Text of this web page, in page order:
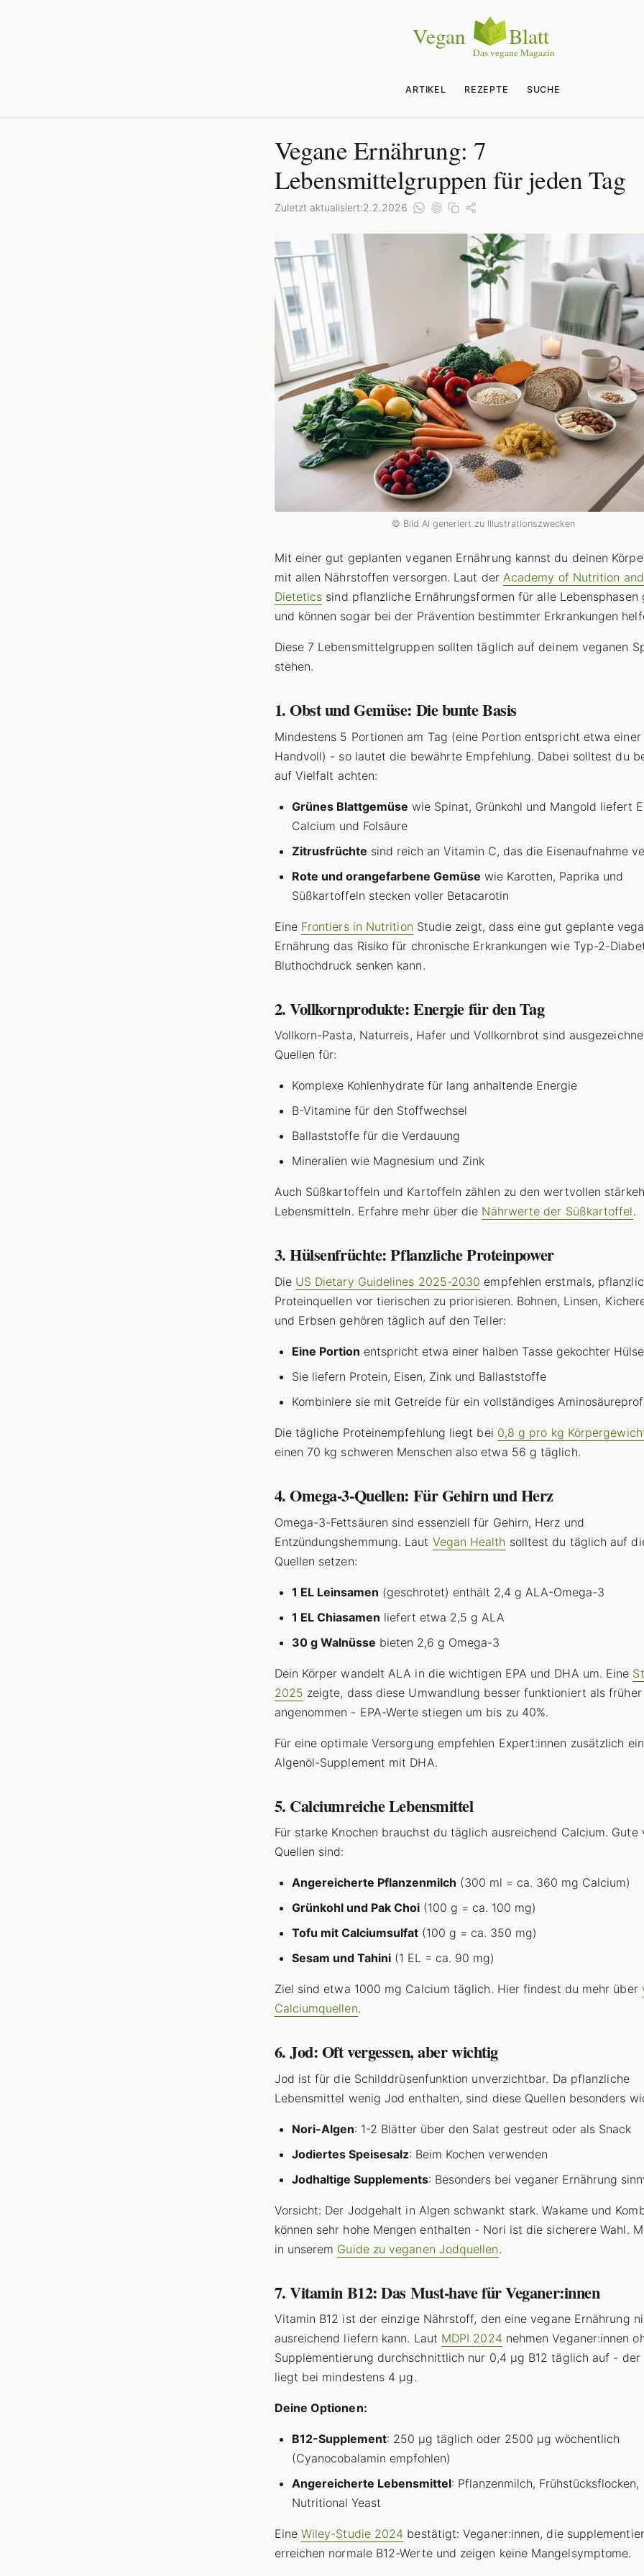
ARTIKEL REZEPTE SUCHE
Vegane Ernährung: 7
Lebensmittelgruppen für jeden Tag
Zuletzt aktualisiert:2.2.2026
© Bild AI generiert zu Illustrationszwecken
Mit einer gut geplanten veganen Ernährung kannst du deinen
mit allen Nährstoffen versorgen. Laut der Academy of Nutrition and
Dietetics sind pflanzliche Ernährungsformen für alle Lebensphasen
und können sogar bei der Prävention bestimmter Erkrankungen
Diese 7 Lebensmittelgruppen sollten täglich auf deinem veganen
stehen.
1. Obst und Gemüse: Die bunte Basis
Mindestens 5 Portionen am Tag (eine Portion entspricht etwa einer
Handvoll) - so lautet die bewährte Empfehlung. Dabei solltest du
auf Vielfalt achten:
Grünes Blattgemüse wie Spinat, Grünkohl und Mangold liefert
Calcium und Folsäure
Zitrusfrüchte sind reich an Vitamin C, das die Eisenaufnahme
Rote und orangefarbene Gemüse wie Karotten, Paprika und
Süßkartoffeln stecken voller Betacarotin
Eine Frontiers in Nutrition Studie zeigt, dass eine gut geplante
Ernährung das Risiko für chronische Erkrankungen wie Typ-2-
Bluthochdruck senken kann.
2. Vollkornprodukte: Energie für den Tag
Vollkorn-Pasta, Naturreis, Hafer und Vollkornbrot sind
Quellen für:
Komplexe Kohlenhydrate für lang anhaltende Energie
B-Vitamine für den Stoffwechsel
Ballaststoffe für die Verdauung
Mineralien wie Magnesium und Zink
Auch Süßkartoffeln und Kartoffeln zählen zu den wertvollen
Lebensmitteln. Erfahre mehr über die Nährwerte der Süßkartoffel.
3. Hülsenfrüchte: Pflanzliche Proteinpower
Die US Dietary Guidelines 2025-2030 empfehlen erstmals,
Proteinquellen vor tierischen zu priorisieren. Bohnen, Linsen,
und Erbsen gehören täglich auf den Teller:
Eine Portion entspricht etwa einer halben Tasse gekochter
Sie liefern Protein, Eisen, Zink und Ballaststoffe
Kombiniere sie mit Getreide für ein vollständiges
Die tägliche Proteinempfehlung liegt bei 0,8 g pro kg
einen 70 kg schweren Menschen also etwa 56 g täglich.
4. Omega-3-Quellen: Für Gehirn und Herz
Omega-3-Fettsäuren sind essenziell für Gehirn, Herz und
Entzündungshemmung. Laut Vegan Health solltest du täglich auf
Quellen setzen:
1 EL Leinsamen (geschrotet) enthält 2,4 g ALA-Omega-3
1 EL Chiasamen liefert etwa 2,5 g ALA
30 g Walnüsse bieten 2,6 g Omega-3
Dein Körper wandelt ALA in die wichtigen EPA und DHA um. Eine
2025 zeigte, dass diese Umwandlung besser funktioniert als früher
angenommen - EPA-Werte stiegen um bis zu 40%.
Für eine optimale Versorgung empfehlen Expert:innen zusätzlich ein
Algenöl-Supplement mit DHA.
5. Calciumreiche Lebensmittel
Für starke Knochen brauchst du täglich ausreichend Calcium. Gute
Quellen sind:
Angereicherte Pflanzenmilch (300 ml = ca. 360 mg Calcium)
Grünkohl und Pak Choi(100 g = ca. 100 mg)
Tofu mit Calciumsulfat(100 g = ca. 350 mg)
Sesam und Tahini(1 EL = ca. 90 mg)
Ziel sind etwa 1000 mg Calcium täglich. Hier findest du mehr über
Calciumquellen.
6. Jod: Oft vergessen, aber wichtig
Jod ist für die Schilddrüsenfunktion unverzichtbar. Da pflanzliche
Lebensmittel wenig Jod enthalten, sind diese Quellen besonders
Nori-Algen: 1-2 Blätter über den Salat gestreut oder als Snack
Jodiertes Speisesalz: Beim Kochen verwenden
Jodhaltige Supplements: Besonders bei veganer Ernährung
Vorsicht: Der Jodgehalt in Algen schwankt stark. Wakame und
können sehr hohe Mengen enthalten - Nori ist die sicherere Wahl.
in unserem Guide zu veganen Jodquellen.
7. Vitamin B12: Das Must-have für Veganer:innen
Vitamin B12 ist der einzige Nährstoff, den eine vegane Ernährung
ausreichend liefern kann. Laut MDPI 2024 nehmen Veganer:innen
Supplementierung durchschnittlich nur 0,4 µg B12 täglich auf - der
liegt bei mindestens 4 µg.
Deine Optionen:
B12-Supplement: 250 µg täglich oder 2500 µg wöchentlich
(Cyanocobalamin empfohlen)
Angereicherte Lebensmittel: Pflanzenmilch, Frühstücksflocken,
Nutritional Yeast
Eine Wiley-Studie 2024 bestätigt: Veganer:innen, die
erreichen normale B12-Werte und zeigen keine Mangelsymptome.